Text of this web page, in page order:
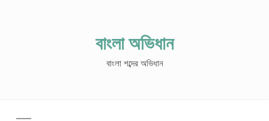
বাংলা অভিধান
বাংলা শব্দের অভিধান